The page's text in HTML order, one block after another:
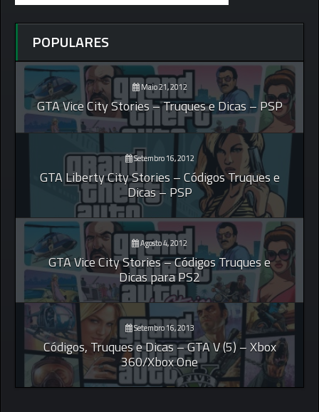
POPULARES
Maio 21, 2012
GTA Vice City Stories – Truques e Dicas – PSP
Setembro 16, 2012
GTA Liberty City Stories – Códigos Truques e
Dicas – PSP
Agosto 4, 2012
GTA Vice City Stories – Códigos Truques e
Dicas para PS2
Setembro 16, 2013
Códigos, Truques e Dicas – GTA V (5) – Xbox
360/Xbox One